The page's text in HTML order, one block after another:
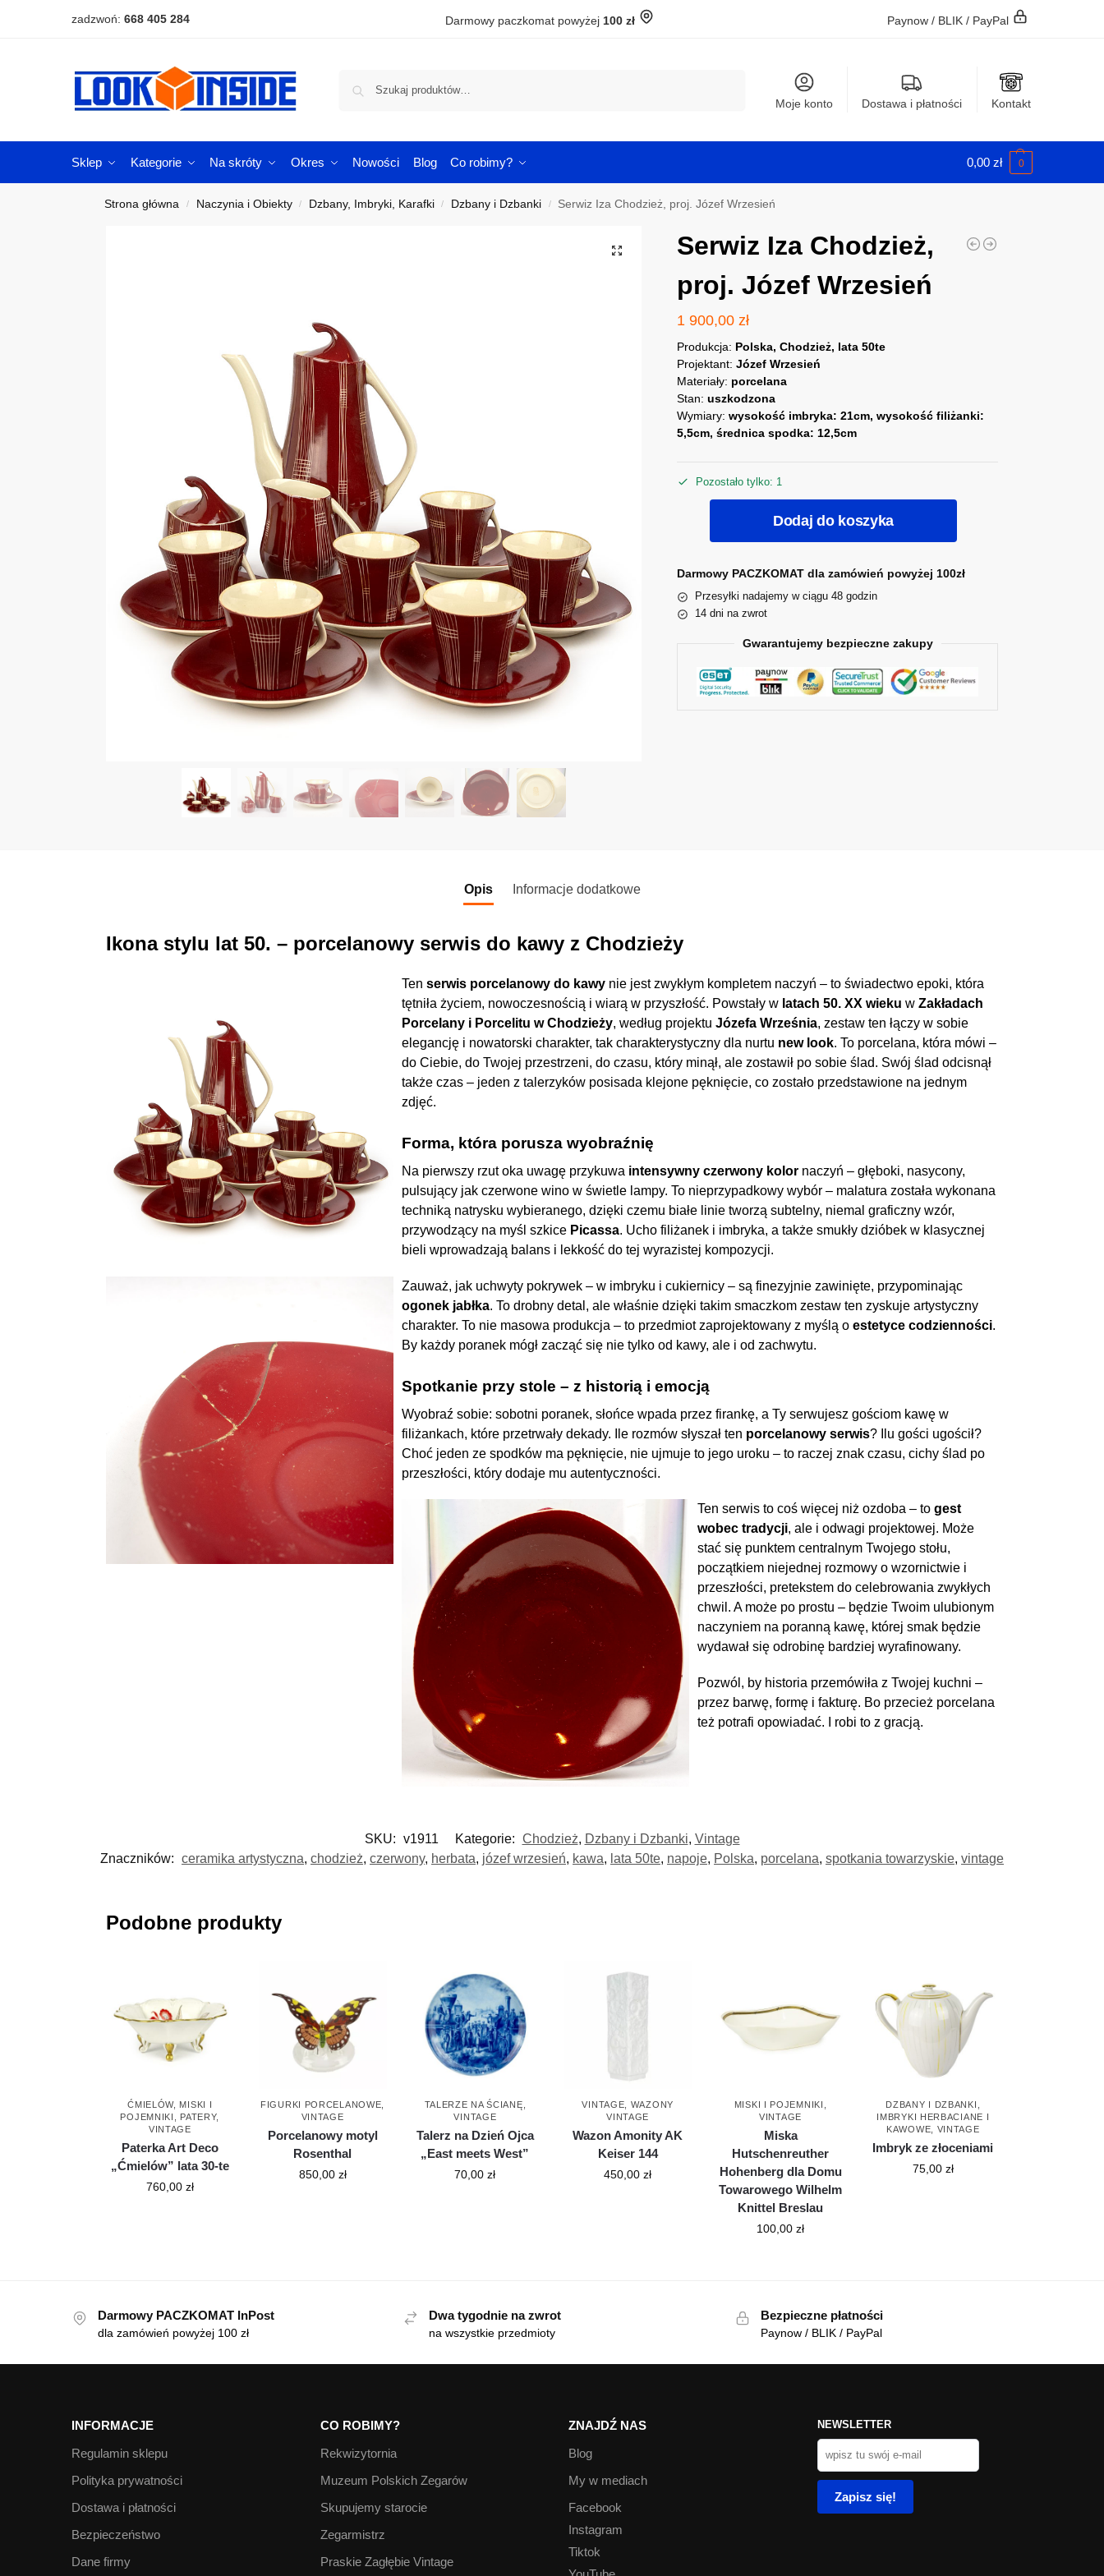
zadzwoń: 668 405 284 Darmowy paczkomat powyżej 100 zł Paynow / BLIK / PayPal
Moje konto Dostawa i płatności Kontakt
Sklep Kategorie Na skróty Okres Nowości Blog Co robimy? 0,00 zł 0
Strona główna / Naczynia i Obiekty / Dzbany, Imbryki, Karafki / Dzbany i Dzbanki / Serwiz Iza Chodzież, proj. Józef Wrzesień
Serwiz Iza Chodzież,
proj. Józef Wrzesień
1 900,00zł
Produkcja: Polska, Chodzież, lata 50te
Projektant:Józef Wrzesień
Materiały: porcelana
Stan:uszkodzona
Wymiary:wysokość imbryka: 21cm, wysokość filiżanki:
5,5cm, średnica spodka: 12,5cm
Pozostało tylko: 1
Dodaj do koszyka
Darmowy PACZKOMAT dla zamówień powyżej 100zł
Przesyłki nadajemy w ciągu 48 godzin
14 dni na zwrot
Gwarantujemy bezpieczne zakupy
Opis Informacje dodatkowe
Ikona stylu lat 50. – porcelanowy serwis do kawy z Chodzieży
Ten serwis porcelanowy do kawynie jest zwykłym kompletem naczyń – to świadectwo epoki, która
tętniła życiem, nowoczesnością i wiarą w przyszłość. Powstały w latach 50. XX wieku w Zakładach
Porcelany i Porcelitu w Chodzieży, według projektu Józefa Września, zestaw ten łączy w sobie
elegancję i nowatorski charakter, tak charakterystyczny dla nurtu new look. To porcelana, która mówi –
do Ciebie, do Twojej przestrzeni, do czasu, który minął, ale zostawił po sobie ślad. Swój ślad odcisnął
także czas – jeden z talerzyków posisada klejone pęknięcie, co zostało przedstawione na jednym
zdjęć.
Forma, która porusza wyobraźnię
Na pierwszy rzut oka uwagę przykuwa intensywny czerwony kolornaczyń – głęboki, nasycony,
pulsujący jak czerwone wino w świetle lampy. To nieprzypadkowy wybór – malatura została wykonana
techniką natrysku wybieranego, dzięki czemu białe linie tworzą subtelny, niemal graficzny wzór,
przywodzący na myśl szkice Picassa. Ucho filiżanek i imbryka, a także smukły dzióbek w klasycznej
bieli wprowadzają balans i lekkość do tej wyrazistej kompozycji.
Zauważ, jak uchwyty pokrywek – w imbryku i cukiernicy – są finezyjnie zawinięte, przypominając
ogonek jabłka. To drobny detal, ale właśnie dzięki takim smaczkom zestaw ten zyskuje artystyczny
charakter. To nie masowa produkcja – to przedmiot zaprojektowany z myślą o estetyce codzienności.
By każdy poranek mógł zacząć się nie tylko od kawy, ale i od zachwytu.
Spotkanie przy stole – z historią i emocją
Wyobraź sobie: sobotni poranek, słońce wpada przez firankę, a Ty serwujesz gościom kawę w
filiżankach, które przetrwały dekady. Ile rozmów słyszał ten porcelanowy serwis? Ilu gości ugościł?
Choć jeden ze spodków ma pęknięcie, nie ujmuje to jego uroku – to raczej znak czasu, cichy ślad po
przeszłości, który dodaje mu autentyczności.
Ten serwis to coś więcej niż ozdoba – to gest
wobec tradycji, ale i odwagi projektowej. Może
stać się punktem centralnym Twojego stołu,
początkiem niejednej rozmowy o wzornictwie i
przeszłości, pretekstem do celebrowania zwykłych
chwil. A może po prostu – będzie Twoim ulubionym
naczyniem na poranną kawę, której smak będzie
wydawał się odrobinę bardziej wyrafinowany.
Pozwól, by historia przemówiła z Twojej kuchni –
przez barwę, formę i fakturę. Bo przecież porcelana
też potrafi opowiadać. I robi to z gracją.
SKU: v1911 Kategorie: Chodzież, Dzbany i Dzbanki, Vintage
Znaczników: ceramika artystyczna, chodzież, czerwony, herbata, józef wrzesień, kawa, lata 50te, napoje, Polska, porcelana, spotkania towarzyskie, vintage
Podobne produkty
ĆMIELÓW, MISKI I
POJEMNIKI
PATERY,
VINTAGE
Paterka Art Deco
„Ćmielów” lata 30-te
760,00 zł
FIGURKI PORCELANOWE
VINTAGE
Porcelanowy motyl
Rosenthal
850,00 zł
TALERZE NA ŚCIANĘ
VINTAGE
Talerz na Dzień Ojca
„East meets West”
70,00zł
VINTAGE
WAZONY
VINTAGE
Wazon Amonity AK
Keiser 144
450,00zł
MISKI I POJEMNIKI
VINTAGE
Miska
Hutschenreuther
Hohenberg dla Domu
Towarowego Wilhelm
Knittel Breslau
100,00zł
DZBANY I DZBANKI
IMBRYKI HERBACIANE I
KAWOWE
VINTAGE
Imbryk ze złoceniami
75,00 zł
Darmowy PACZKOMAT InPost
dla zamówień powyżej 100 zł
Dwa tygodnie na zwrot
na wszystkie przedmioty
Bezpieczne płatności
Paynow / BLIK / PayPal
INFORMACJE
Regulamin sklepu
Polityka prywatności
Dostawa i płatności
Bezpieczeństwo
Dane firmy
CO ROBIMY?
Rekwizytornia
Muzeum Polskich Zegarów
Skupujemy starocie
Zegarmistrz
Praskie Zagłębie Vintage
ZNAJDŹ NAS
Blog
My w mediach
Facebook
Instagram
Tiktok
NEWSLETTER